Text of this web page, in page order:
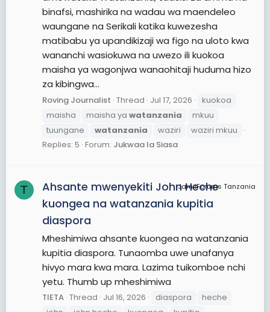
binafsi, mashirika na wadau wa maendeleo
waungane na Serikali katika kuwezesha
matibabu ya upandikizaji wa figo na uloto kwa
wananchi wasiokuwa na uwezo ili kuokoa
maisha ya wagonjwa wanaohitaji huduma hizo
za kibingwa...
Roving Journalist Thread Jul 17, 2026
kuokoa
maisha
maisha ya watanzania
mkuu
tuungane
watanzania waziri
waziri mkuu
Replies: 5 Forum: Jukwaa la Siasa
T JamiiForums Tanzania
Ahsante mwenyekiti John Heche
kuongea na watanzania kupitia
diaspora
Mheshimiwa ahsante kuongea na watanzania
kupitia diaspora. Tunaomba uwe unafanya
hivyo mara kwa mara. Lazima tuikomboe nchi
yetu. Thumb up mheshimiwa
TIETA Thread Jul 16, 2026 diaspora
heche